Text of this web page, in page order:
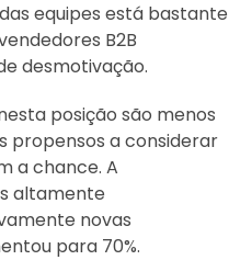
equipes está bastante
B2B
desmotivação.
posição são menos
propensos a considerar
a chance. A
altamente
novas
para 70%.